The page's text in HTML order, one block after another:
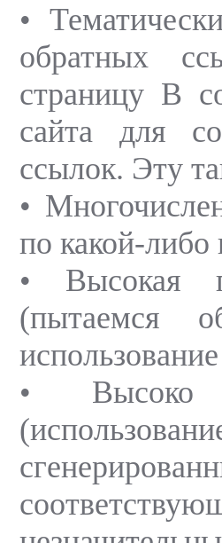
•
обратных
страницу В
сайта для
ссылок. Эту
•
по какой-либо
• Высокая
(пытаемся
• Высоко